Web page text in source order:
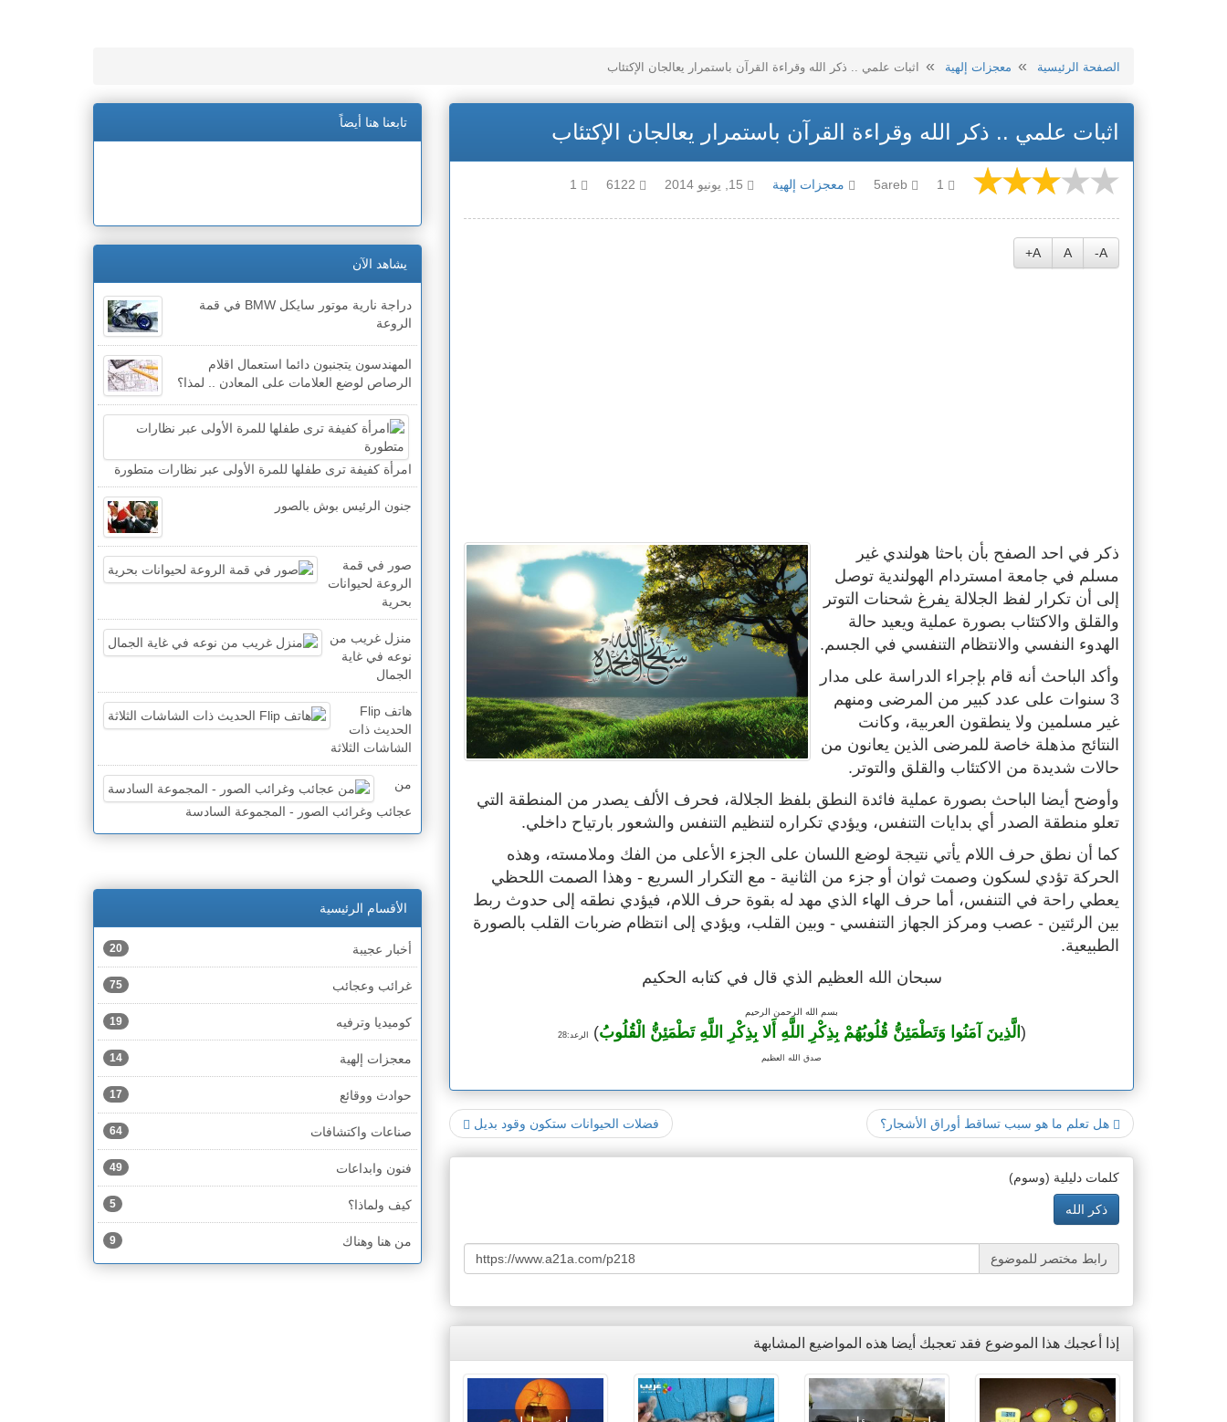
الصفحة الرئيسية معجزات إلهية اثبات علمي .. ذكر الله وقراءة القرآن باستمرار يعالجان الإكتئاب
اثبات علمي .. ذكر الله وقراءة القرآن باستمرار يعالجان الإكتئاب
1 معجزات إلهية
A-
A
A+
ذكر في احد الصفح بأن باحثا هولندي غير
مسلم في جامعة امستردام الهولندية توصل
إلى أن تكرار لفظ الجلالة يفرغ شحنات التوتر
والقلق والاكتئاب بصورة عملية ويعيد حالة
الهدوء النفسي والانتظام التنفسي في الجسم.
وأكد الباحث أنه قام بإجراء الدراسة على مدار
3 سنوات على عدد كبير من المرضى ومنهم
غير مسلمين ولا ينطقون العربية، وكانت
النتائج مذهلة خاصة للمرضى الذين يعانون من
حالات شديدة من الاكتئاب والقلق والتوتر.
وأوضح أيضا الباحث بصورة عملية فائدة النطق بلفظ الجلالة، فحرف الألف يصدر من المنطقة التي
تعلو منطقة الصدر أي بدايات التنفس، ويؤدي تكراره لتنظيم التنفس والشعور بارتياح داخلي.
كما أن نطق حرف اللام يأتي نتيجة لوضع اللسان على الجزء الأعلى من الفك وملامسته، وهذه
الحركة تؤدي لسكون وصمت ثوان أو جزء من الثانية - مع التكرار السريع - وهذا الصمت اللحظي
يعطي راحة في التنفس، أما حرف الهاء الذي مهد له بقوة حرف اللام، فيؤدي نطقه إلى حدوث ربط
بين الرئتين - عصب ومركز الجهاز التنفسي - وبين القلب، ويؤدي إلى انتظام ضربات القلب بالصورة
الطبيعية.
سبحان الله العظيم الذي قال في كتابه الحكيم
بسم الله الرحمن الرحيم
( الَّذِينَ آمَنُوا وَتَطْمَئِنُّ قُلُوبُهُمْ بِذِكْرِ اللَّهِ أَلا بِذِكْرِ اللَّهِ تَطْمَئِنُّ الْقُلُوبُ) الرعد:28
صدق الله العظيم
فضلات الحيوانات ستكون وقود بديل هل تعلم ما هو سبب تساقط أوراق الأشجار؟
كلمات دليلية (وسوم)
ذكر الله
رابط مختصر للموضوع
إذا أعجبك هذا الموضوع فقد تعجبك أيضا هذه المواضيع المشابهة
تابعنا هنا أيضاً
يشاهد الآن
دراجة نارية موتور سايكل BMW في قمة
الروعة
المهندسون يتجنبون دائما استعمال اقلام
الرصاص لوضع العلامات على المعادن .. لمذا؟
امرأة كفيفة ترى طفلها للمرة الأولى عبر نظارات متطورة
جنون الرئيس بوش بالصور
صور في قمة
الروعة لحيوانات
بحرية
منزل غريب من
نوعه في غاية
الجمال
هاتف Flip
الحديث ذات
الشاشات الثلاثة
من
عجائب وغرائب الصور - المجموعة السادسة
الأقسام الرئيسية
أخبار عجيبة 20
غرائب وعجائب 75
كوميديا وترفيه 19
معجزات إلهية 14
حوادث ووقائع 17
صناعات واكتشافات 64
فنون وابداعات 49
كيف ولماذا؟ 5
من هنا وهناك 9